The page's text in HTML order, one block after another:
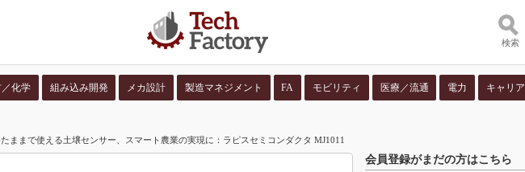
検索
化学 組み込み開発 メカ設計 製造マネジメント FA モビリティ 医療／流通 電力 キャリア
ままで使える土壌センサー、スマート農業の実現に：ラピスセミコンダクタ MJ1011
会員登録がまだの方はこちら